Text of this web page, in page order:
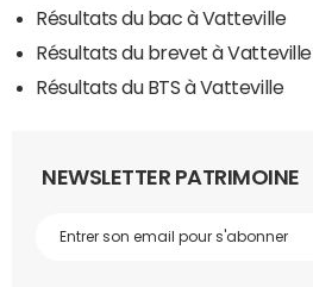
Résultats du bac à Vatteville
Résultats du brevet à Vatteville
Résultats du BTS à Vatteville
NEWSLETTER PATRIMOINE